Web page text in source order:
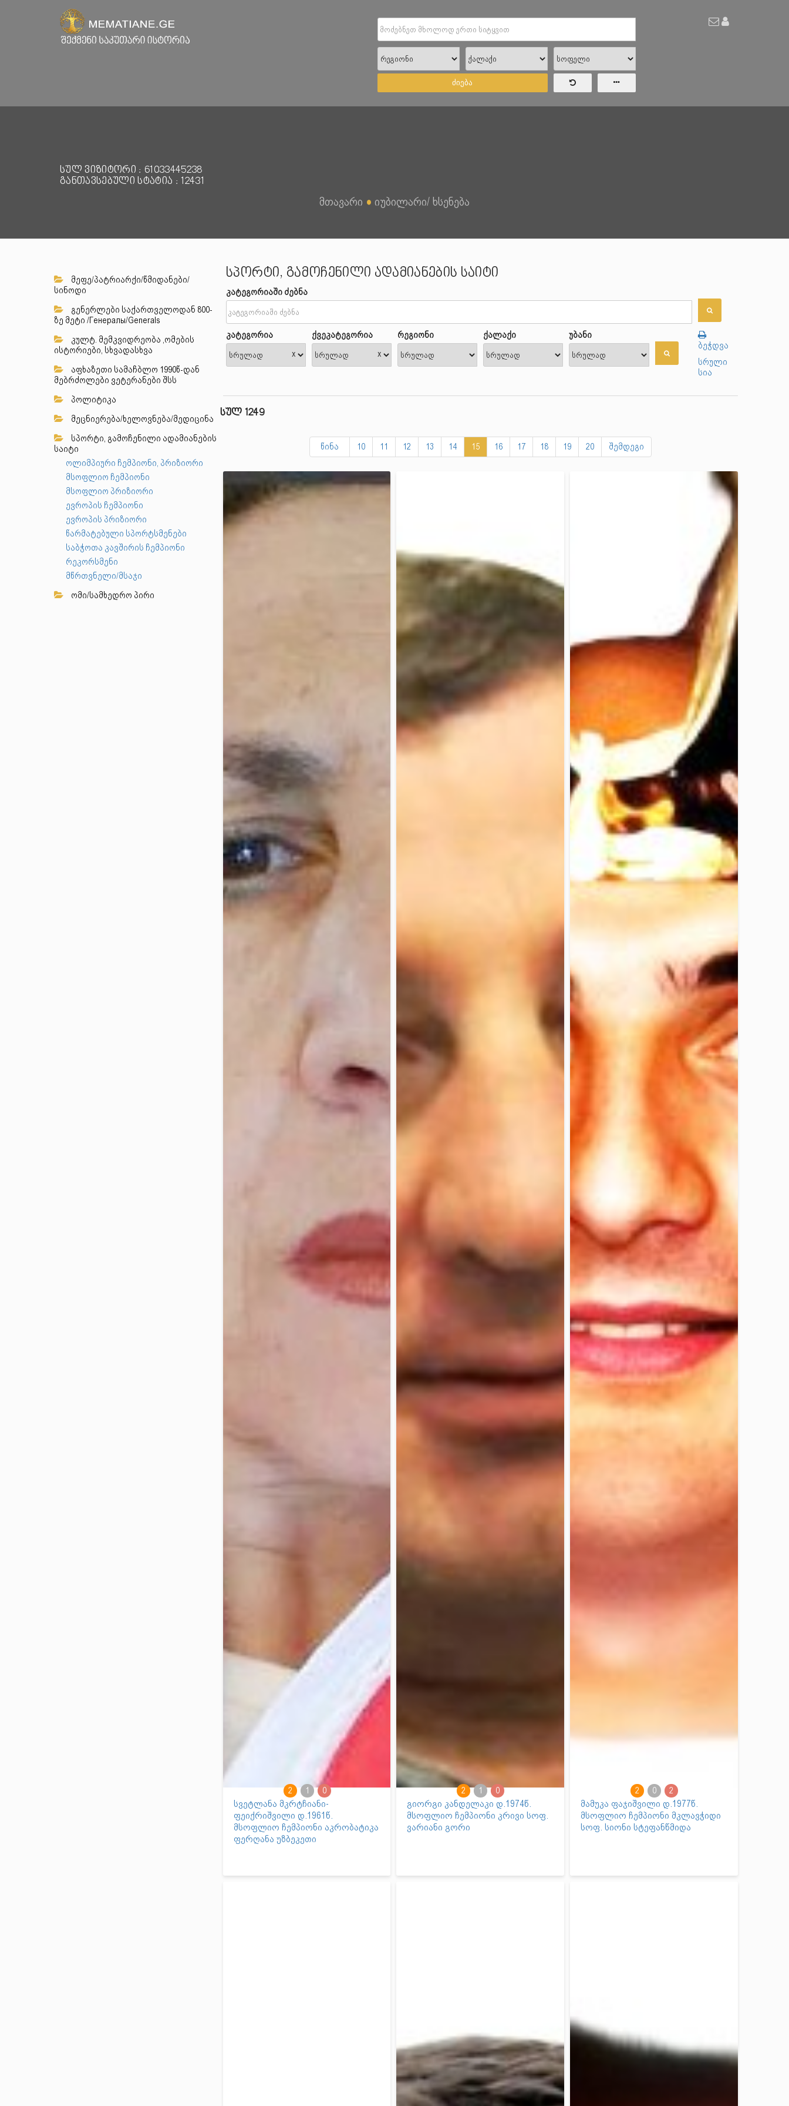
ძიება
სულ ვიზიტორი : 61033445238
განთავსებული სტატია : 12431
მთავარი ● იუბილარი/ ხსენება
მეფე/პატრიარქი/წმიდანები/
სინოდი
გენერლები საქართველოდან 800-
ზე მეტი /Генералы/Generals
კულტ. მემკვიდრეობა ,ომების
ისტორიები, სხვადასხვა
აფხაზეთი სამაჩბლო 1990წ-დან
მებრძოლები ვეტერანები შსს
პოლიტიკა
მეცნიერება/ხელოვნება/მედიცინა
სპორტი, გამოჩენილი ადამიანების
საიტი
ოლიმპიური ჩემპიონი, პრიზიორი
მსოფლიო ჩემპიონი
მსოფლიო პრიზიორი
ევროპის ჩემპიონი
ევროპის პრიზიორი
წარმატებული სპორტსმენები
საბჭოთა კავშირის ჩემპიონი
რეკორსმენი
მწრთვნელი/მსაჯი
ომი/სამხედრო პირი
სპორტი, გამოჩენილი ადამიანების საიტი
კატეგორიაში ძებნა
კატეგორია
x
ქვეკატეგორია
x
რეგიონი ქალაქი
უბანი
ბეჭდვა
სრული
სია
სულ 1249
წინა 10 11 12 13 14 15 16 17 18 19 20 შემდეგი
სვეტლანა მკრტჩიანი-
ფეიქრიშვილი დ.1961წ.
მსოფლიო ჩემპიონი აკრობატიკა
ფერღანა უზბეკეთი
2 1 0
გიორგი კანდელაკი დ.1974წ.
მსოფლიო ჩემპიონი კრივი სოფ.
ვარიანი გორი
2 1 0
მამუკა ფაჯიშვილი დ.1977წ.
მსოფლიო ჩემპიონი მკლავჭიდი
სოფ. სიონი სტეფანწმიდა
2 0 2